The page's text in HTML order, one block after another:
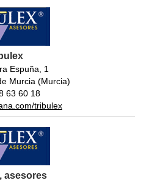
Espuña, 1
Murcia (Murcia)
63 60 18
tribulex
asesores